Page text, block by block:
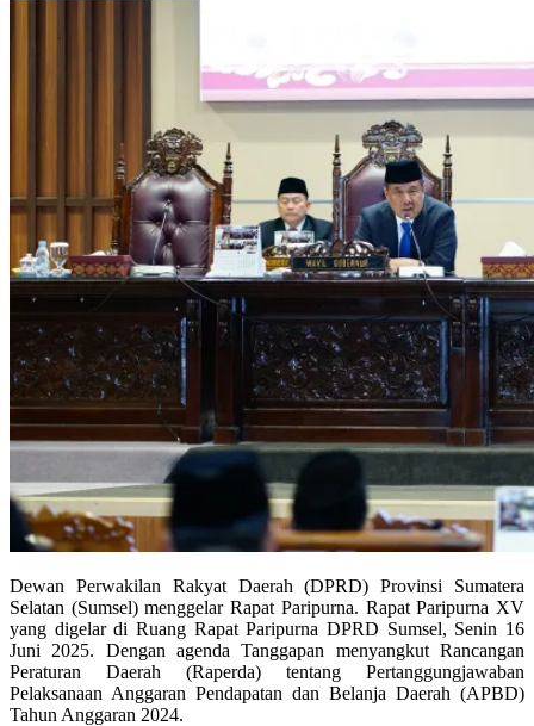
Dewan Perwakilan Rakyat Daerah (DPRD) Provinsi Sumatera
Selatan (Sumsel) menggelar Rapat Paripurna. Rapat Paripurna XV
yang digelar di Ruang Rapat Paripurna DPRD Sumsel, Senin 16
Juni 2025. Dengan agenda Tanggapan menyangkut Rancangan
Peraturan Daerah (Raperda) tentang Pertanggungjawaban
Pelaksanaan Anggaran Pendapatan dan Belanja Daerah (APBD)
Tahun Anggaran 2024.